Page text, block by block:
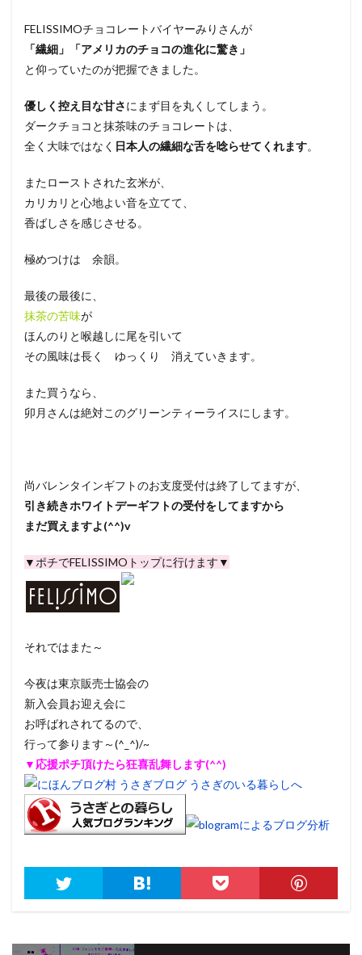
FELISSIMOチョコレートバイヤーみりさんが
「繊細」「アメリカのチョコの進化に驚き」
と仰っていたのが把握できました。
優しく控え目な甘さにまず目を丸くしてしまう。
ダークチョコと抹茶味のチョコレートは、
全く大味ではなく 日本人の繊細な舌を唸らせてくれます。
またローストされた玄米が、
カリカリと心地よい音を立てて、
香ばしさを感じさせる。
極めつけは 余韻。
最後の最後に、
抹茶の苦味が
ほんのりと喉越しに尾を引いて
その風味は長く ゆっくり 消えていきます。
また買うなら、
卯月さんは絶対このグリーンティーライスにします。
尚バレンタインギフトのお支度受付は終了してますが、
引き続きホワイトデーギフトの受付をしてますから
まだ買えますよ(^^)v
▼ポチでFELISSIMOトップに行けます▼
それではまた～
今夜は東京販売士協会の
新入会員お迎え会に
お呼ばれされてるので、
行って参ります～(^_^)/~
▼応援ポチ頂けたら狂喜乱舞します(^^)